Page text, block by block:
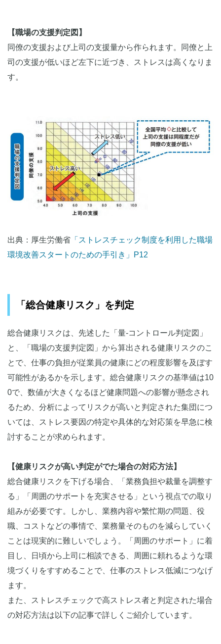
【職場の支援判定図】
同僚の支援および上司の支援量から作られます。同僚と上
司の支援が低いほど左下に近づき、ストレスは高くなりま
す。
出典：厚生労働省 「ストレスチェック制度を利用した職場
環境改善スタートのための手引き」P12
「総合健康リスク」を判定
総合健康リスクは、先述した「量-コントロール判定図」
と、「職場の支援判定図」から算出される健康リスクのこ
とで、仕事の負担が従業員の健康にどの程度影響を及ぼす
可能性があるかを示します。総合健康リスクの基準値は10
0で、数値が大きくなるほど健康問題への影響が懸念され
るため、分析によってリスクが高いと判定された集団につ
いては、ストレス要因の特定や具体的な対応策を早急に検
討することが求められます。
【健康リスクが高い判定がでた場合の対応方法】
総合健康リスクを下げる場合、「業務負担や裁量を調整す
る」「周囲のサポートを充実させる」という視点での取り
組みが必要です。しかし、業務内容や繁忙期の問題、役
職、コストなどの事情で、業務量そのものを減らしていく
ことは現実的に難しいでしょう。「周囲のサポート」に着
目し、日頃から上司に相談できる、周囲に頼れるような環
境づくりをすすめることで、仕事のストレス低減につなげ
ます。
また、ストレスチェックで高ストレス者と判定された場合
の対応方法は以下の記事で詳しくご紹介しています。